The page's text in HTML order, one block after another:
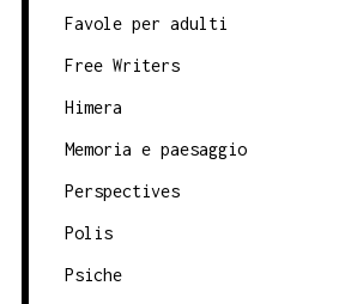
Favole per adulti
Free Writers
Himera
Memoria e paesaggio
Perspectives
Polis
Psiche